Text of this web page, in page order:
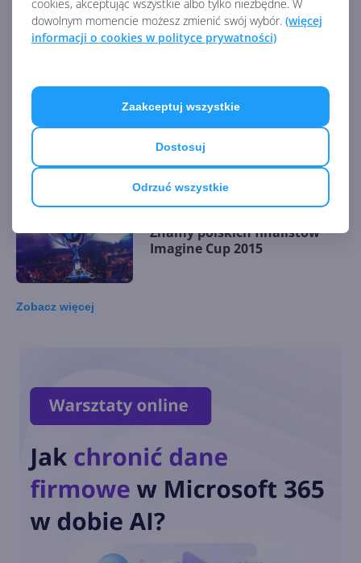
cookies, akceptując wszystkie albo tylko niezbędne. W
dowolnym momencie możesz zmienić swój wybór. (więcej
informacji o cookies w polityce prywatności)
Odrzuć wszystkie
Dostosuj
Zaakceptuj wszystkie
Na Windows Lite i CoreOS
jeszcze poczekamy? Co
Microsoft otwiera akademię
AI. "Brytyjska gospodarka
potrzebuje sztucznej
inteligencji"
Znamy polskich finalistów
Imagine Cup 2015
konkrusie Microsoftu!
Cup 2012!
Zobacz więcej